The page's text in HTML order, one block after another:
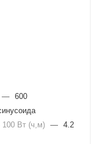
— 600
100 Вт (ч,м)
— 4.2